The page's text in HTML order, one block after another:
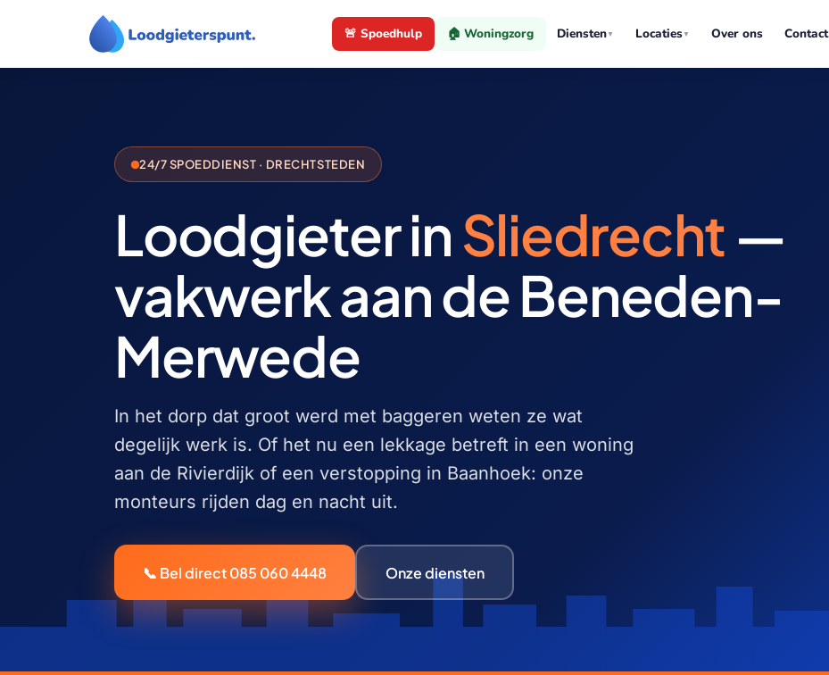
🚨 Spoedhulp 🏠 Woningzorg Diensten▼ Locaties▼ Over ons Contact
de
24/7 SPOEDDIENST · DRECHTSTEDEN
Loodgieter inSliedrecht —
vakwerk aan de Beneden-
Merwede
In het dorp dat groot werd met baggeren weten ze wat
degelijk werk is. Of het nu een lekkage betreft in een woning
aan de Rivierdijk of een verstopping in Baanhoek: onze
monteurs rijden dag en nacht uit.
📞 Bel direct 085 060 4448 Onze diensten